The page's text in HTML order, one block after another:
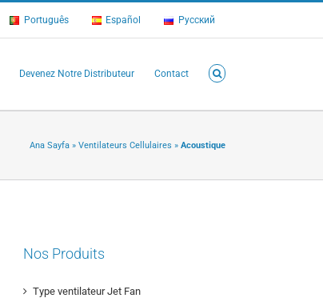
Português Español Русский
Devenez Notre Distributeur Contact
Ana Sayfa » Ventilateurs Cellulaires » Acoustique
Nos Produits
Type ventilateur Jet Fan